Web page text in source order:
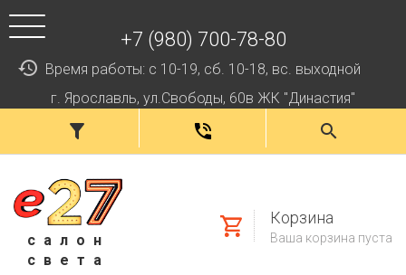
+7 (980) 700-78-80
Время работы: с 10-19, сб. 10-18, вс. выходной
г. Ярославль, ул.Свободы, 60в ЖК "Династия"
салон
света
Корзина
Ваша корзина пуста